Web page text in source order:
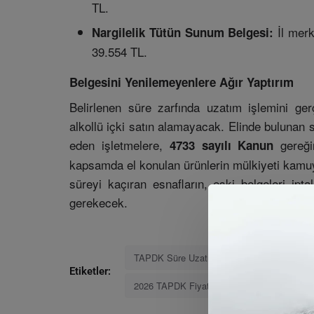
TL.
Nargilelik Tütün Sunum Belgesi: İl
39.554 TL.
Belgesini Yenilemeyenlere Ağır Yaptırım
Belirlenen süre zarfında uzatım işlemini
alkollü içki satın alamayacak. Elinde bulunan
eden işletmelere, 4733 sayılı Kanun
kapsamda el konulan ürünlerin mülkiyeti
süreyi kaçıran esnafların, eski belgeleri
gerekecek.
Etiketler:
TAPDK Süre Uzatımı 2026
2026 TAPDK Fiyatları